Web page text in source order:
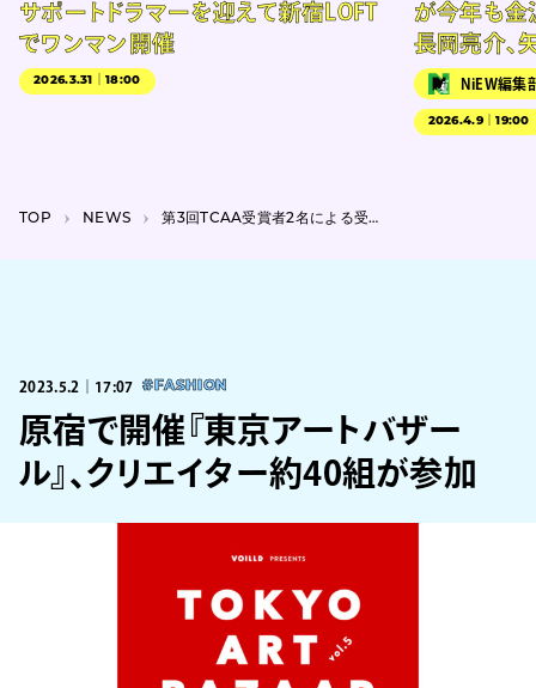
サポートドラマーを迎えて新宿LOFT
でワンマン開催
2026.3.31｜18:00
が今年も金
長岡亮介、
NiEW編集
2026.4.9｜19:00
TOP NEWS 第3回TCAA受賞者2名による受賞記念展『さばかれえぬ私へ』
2023.5.2｜17:07 #FASHION
原宿で開催『東京アートバザー
ル』、クリエイター約40組が参加